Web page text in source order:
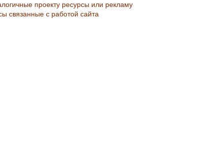
проекту ресурсы или рекламу
связанные с работой сайта